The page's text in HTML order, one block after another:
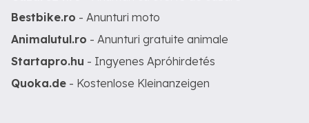
Bestbike.ro - Anunturi moto
Animalutul.ro - Anunturi gratuite animale
Startapro.hu - Ingyenes Apróhirdetés
Quoka.de - Kostenlose Kleinanzeigen